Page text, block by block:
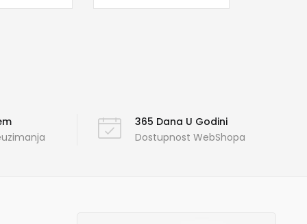
365 Dana U Godini
Dostupnost WebShopa